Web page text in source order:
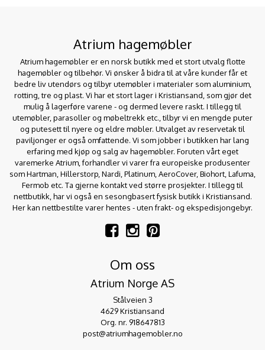
Atrium hagemøbler
Atrium hagemøbler er en norsk butikk med et stort utvalg flotte
hagemøbler og tilbehør. Vi ønsker å bidra til at våre kunder får et
bedre liv utendørs og tilbyr utemøbler i materialer som aluminium,
rotting, tre og plast. Vi har et stort lager i Kristiansand, som gjør det
mulig å lagerføre varene - og dermed levere raskt. I tillegg til
utemøbler, parasoller og møbeltrekk etc., tilbyr vi en mengde puter
og putesett til nyere og eldre møbler. Utvalget av reservetak til
paviljonger er også omfattende. Vi som jobber i butikken har lang
erfaring med kjøp og salg av hagemøbler. Foruten vårt eget
varemerke Atrium, forhandler vi varer fra europeiske produsenter
som Hartman, Hillerstorp, Nardi, Platinum, AeroCover, Biohort, Lafuma,
Fermob etc. Ta gjerne kontakt ved større prosjekter. I tillegg til
nettbutikk, har vi også en sesongbasert fysisk butikk i Kristiansand.
Her kan nettbestilte varer hentes - uten frakt- og ekspedisjongebyr.
Om oss
Atrium Norge AS
Stålveien 3
4629 Kristiansand
Org. nr. 918647813
post@atriumhagemobler.no